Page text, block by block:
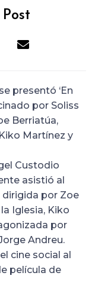
presentó ‘En
por Soliss
Berriatúa,
Martínez y
Custodio
asistió al
por Zoe
Iglesia, Kiko
por
Andreu.
cine social al
película de